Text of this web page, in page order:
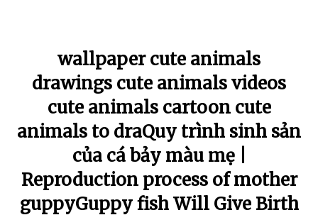
wallpaper cute animals
drawings cute animals videos
cute animals cartoon cute
animals to draQuy trình sinh sản
của cá bảy màu mẹ |
Reproduction process of mother
guppyGuppy fish Will Give Birth